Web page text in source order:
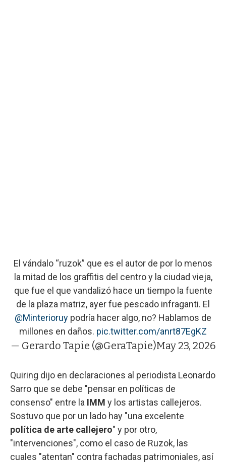
El vándalo “ruzok” que es el autor de por lo menos
la mitad de los graffitis del centro y la ciudad vieja,
que fue el que vandalizó hace un tiempo la fuente
de la plaza matriz, ayer fue pescado infraganti. El
@Minterioruy podría hacer algo, no? Hablamos de
millones en daños. pic.twitter.com/anrt87EgKZ
— Gerardo Tapie (@GeraTapie)May 23, 2026
Quiring dijo en declaraciones al periodista Leonardo
Sarro que se debe "pensar en políticas de
consenso" entre la IMM y los artistas callejeros.
Sostuvo que por un lado hay "una excelente
política de arte callejero" y por otro,
"intervenciones", como el caso de Ruzok, las
cuales "atentan" contra fachadas patrimoniales, así